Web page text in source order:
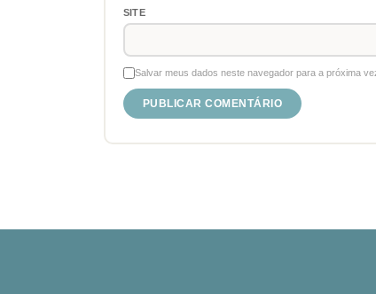
SITE
Salvar meus dados neste navegador para a próxima